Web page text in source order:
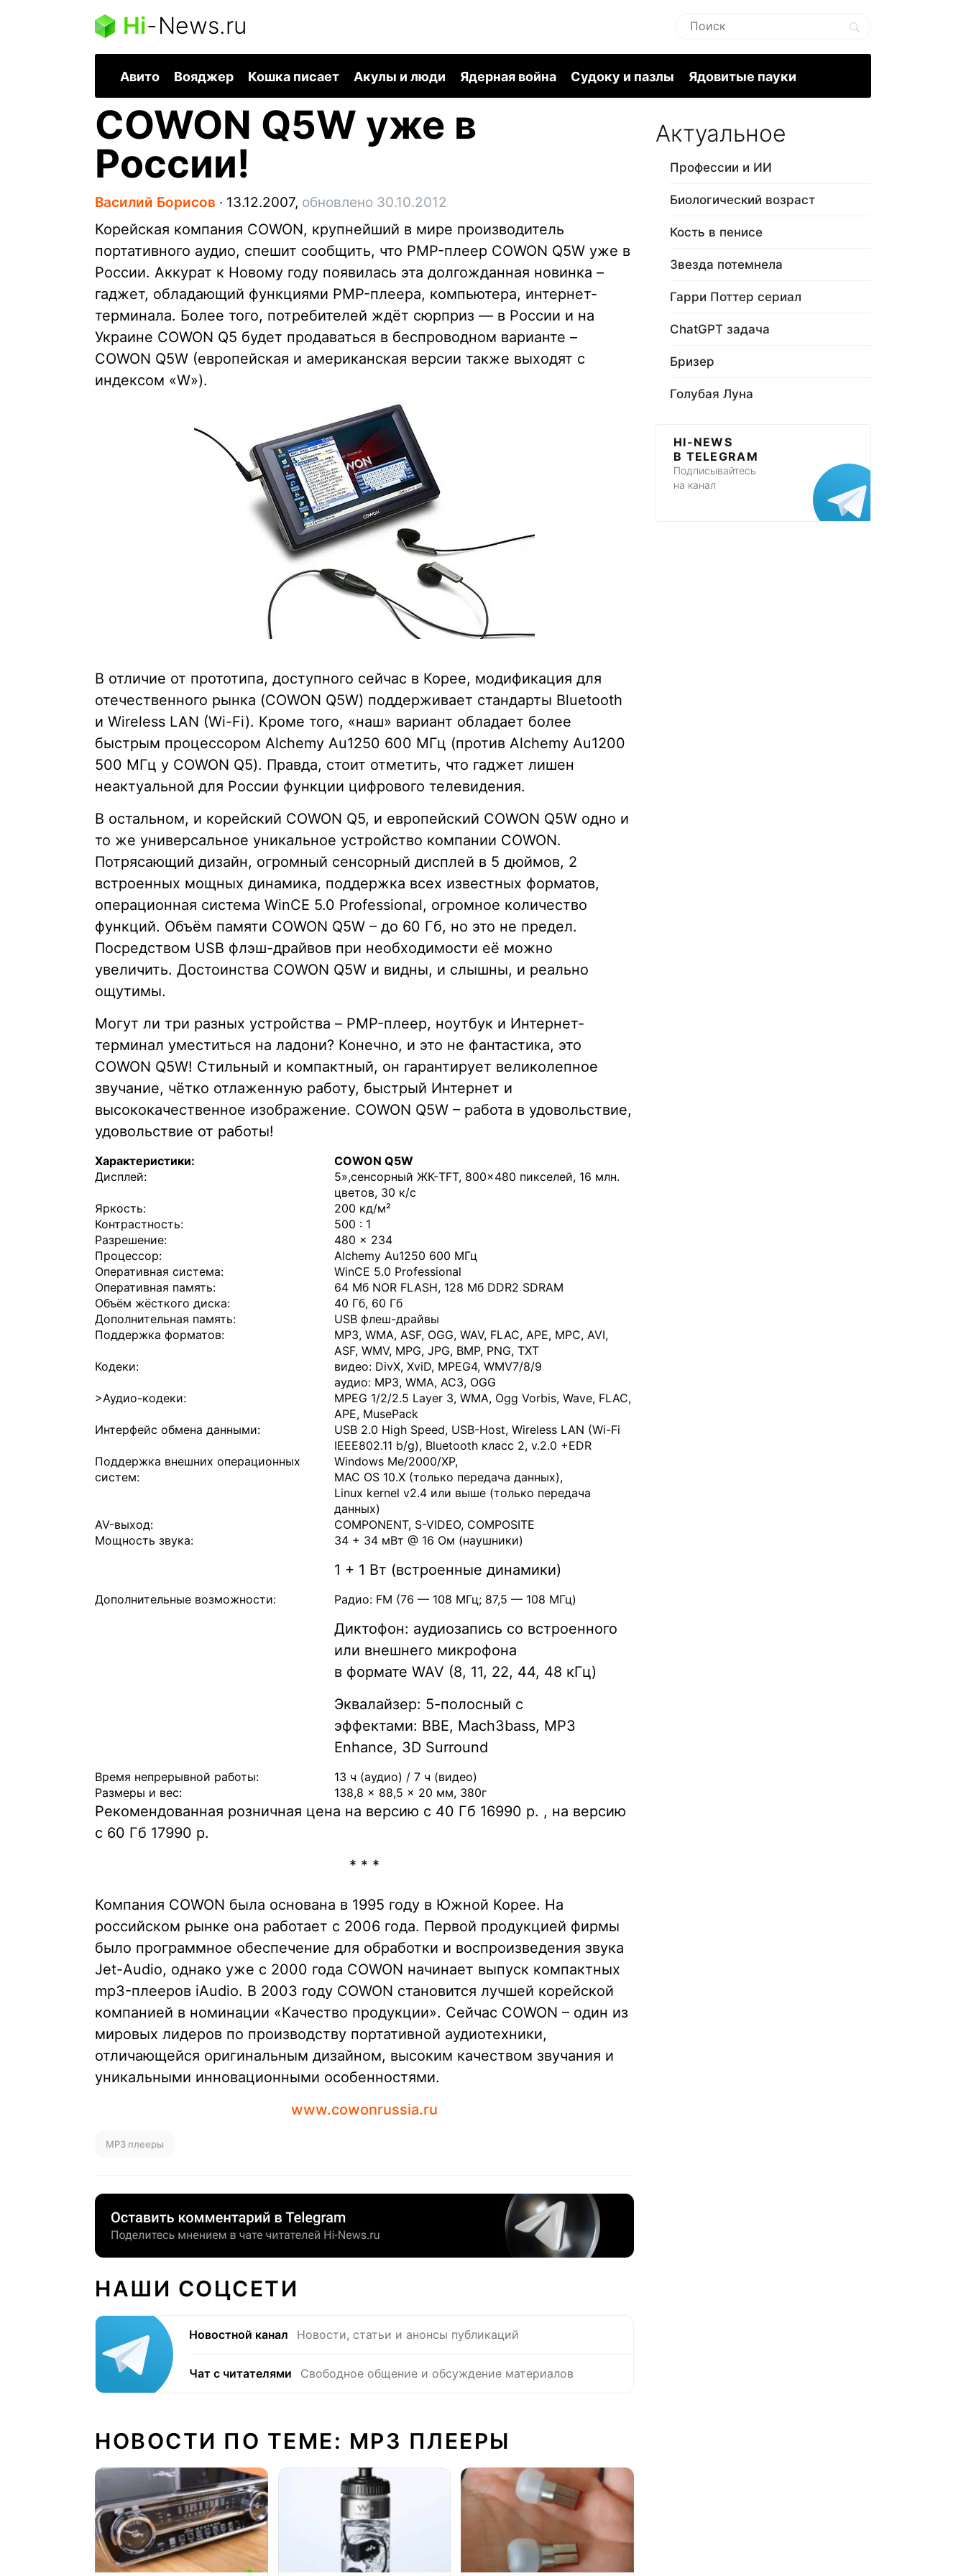
Hi-News.ru
Авито Вояджер Кошка писает Акулы и люди Ядерная война Судоку и пазлы Ядовитые пауки
COWON Q5W уже в
России!
Василий Борисов ∙ 13.12.2007, обновлено 30.10.2012
Корейская компания COWON, крупнейший в мире производитель
портативного аудио, спешит сообщить, что PMP-плеер COWON Q5W уже в
России. Аккурат к Новому году появилась эта долгожданная новинка –
гаджет, обладающий функциями PMP-плеера, компьютера, интернет-
терминала. Более того, потребителей ждёт сюрприз — в России и на
Украине COWON Q5 будет продаваться в беспроводном варианте –
COWON Q5W (европейская и американская версии также выходят с
индексом «W»).
В отличие от прототипа, доступного сейчас в Корее, модификация для
отечественного рынка (COWON Q5W) поддерживает стандарты Bluetooth
и Wireless LAN (Wi-Fi). Кроме того, «наш» вариант обладает более
быстрым процессором Alchemy Au1250 600 МГц (против Alchemy Au1200
500 МГц у COWON Q5). Правда, стоит отметить, что гаджет лишен
неактуальной для России функции цифрового телевидения.
В остальном, и корейский COWON Q5, и европейский COWON Q5W одно и
то же универсальное уникальное устройство компании COWON.
Потрясающий дизайн, огромный сенсорный дисплей в 5 дюймов, 2
встроенных мощных динамика, поддержка всех известных форматов,
операционная система WinCE 5.0 Professional, огромное количество
функций. Объём памяти COWON Q5W – до 60 Гб, но это не предел.
Посредством USB флэш-драйвов при необходимости её можно
увеличить. Достоинства COWON Q5W и видны, и слышны, и реально
ощутимы.
Могут ли три разных устройства – PMP-плеер, ноутбук и Интернет-
терминал уместиться на ладони? Конечно, и это не фантастика, это
COWON Q5W! Стильный и компактный, он гарантирует великолепное
звучание, чётко отлаженную работу, быстрый Интернет и
высококачественное изображение. COWON Q5W – работа в удовольствие,
удовольствие от работы!
Характеристики:
COWON Q5W
Дисплей:
5»,сенсорный ЖК-TFT, 800×480 пикселей, 16 млн.
цветов, 30 к/с
Яркость:
200 кд/м²
Контрастность:
500 : 1
Разрешение:
480 × 234
Процессор:
Alchemy Au1250 600 МГц
Оперативная система:
WinCE 5.0 Professional
Оперативная память:
64 Мб NOR FLASH, 128 Мб DDR2 SDRAM
Объём жёсткого диска:
40 Гб, 60 Гб
Дополнительная память:
USB флеш-драйвы
Поддержка форматов:
MP3, WMA, ASF, OGG, WAV, FLAC, APE, MPC, AVI,
ASF, WMV, MPG, JPG, BMP, PNG, TXT
Кодеки:
видео: DivX, XviD, MPEG4, WMV7/8/9
аудио: MP3, WMA, AC3, OGG
>Аудио-кодеки:
MPEG 1/2/2.5 Layer 3, WMA, Ogg Vorbis, Wave, FLAC,
APE, MusePack
Интерфейс обмена данными:
USB 2.0 High Speed, USB-Host, Wireless LAN (Wi-Fi
IEEE802.11 b/g), Bluetooth класс 2, v.2.0 +EDR
Поддержка внешних операционных
систем:
Windows Me/2000/XP,
MAC OS 10.X (только передача данных),
Linux kernel v2.4 или выше (только передача
данных)
AV-выход:
COMPONENT, S-VIDEO, COMPOSITE
Мощность звука:
34 + 34 мВт @ 16 Ом (наушники)
1 + 1 Вт (встроенные динамики)
Дополнительные возможности: Радио: FM (76 — 108 МГц; 87,5 — 108 МГц)
Диктофон: аудиозапись со встроенного
или внешнего микрофона
в формате WAV (8, 11, 22, 44, 48 кГц)
Эквалайзер: 5-полосный с
эффектами: BBE, Mach3bass, MP3
Enhance, 3D Surround
Время непрерывной работы:
13 ч (аудио) / 7 ч (видео)
Размеры и вес:
138,8 x 88,5 x 20 мм, 380г
Рекомендованная розничная цена на версию с 40 Гб 16990 р. , на версию
с 60 Гб 17990 р.
* * *
Компания COWON была основана в 1995 году в Южной Корее. На
российском рынке она работает с 2006 года. Первой продукцией фирмы
было программное обеспечение для обработки и воспроизведения звука
Jet-Audio, однако уже с 2000 года COWON начинает выпуск компактных
mp3-плееров iAudio. В 2003 году COWON становится лучшей корейской
компанией в номинации «Качество продукции». Сейчас COWON – один из
мировых лидеров по производству портативной аудиотехники,
отличающейся оригинальным дизайном, высоким качеством звучания и
уникальными инновационными особенностями.
www.cowonrussia.ru
MP3 плееры
НАШИ СОЦСЕТИ
Новостной канал Новости, статьи и анонсы публикаций
Чат с читателями Свободное общение и обсуждение материалов
НОВОСТИ ПО ТЕМЕ: MP3 ПЛЕЕРЫ
Актуальное
Профессии и ИИ
Биологический возраст
Кость в пенисе
Звезда потемнела
Гарри Поттер сериал
ChatGPT задача
Бризер
Голубая Луна
HI-NEWS
В TELEGRAM
Подписывайтесь
на канал